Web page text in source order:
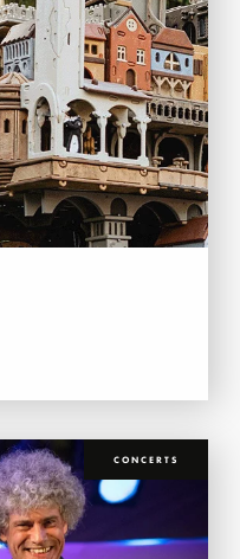
CONCERTS